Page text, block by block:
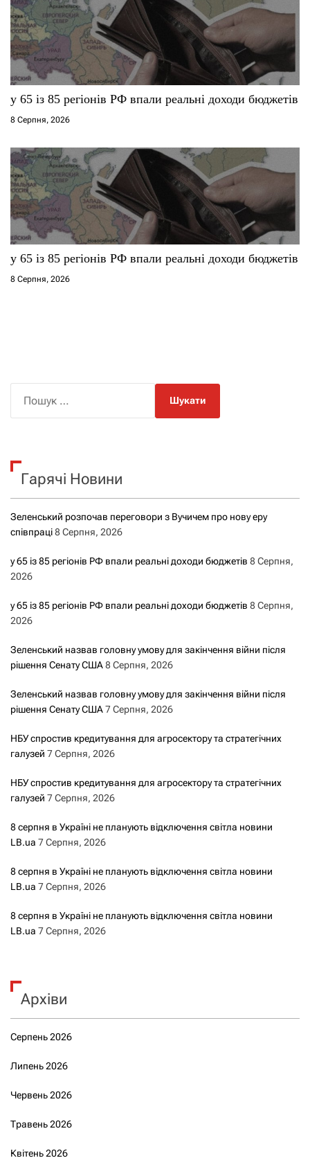
у 65 із 85 регіонів РФ впали реальні доходи бюджетів
8 Серпня, 2026
у 65 із 85 регіонів РФ впали реальні доходи бюджетів
8 Серпня, 2026
к
Гарячі Новини
Зеленський розпочав переговори з Вучичем про нову еру
співпраці8 Серпня, 2026
у 65 із 85 регіонів РФ впали реальні доходи бюджетів 8 Серпня,
2026
у 65 із 85 регіонів РФ впали реальні доходи бюджетів 8 Серпня,
2026
Зеленський назвав головну умову для закінчення війни після
рішення Сенату США8 Серпня, 2026
Зеленський назвав головну умову для закінчення війни після
рішення Сенату США7 Серпня, 2026
НБУ спростив кредитування для агросектору та стратегічних
галузей 7 Серпня, 2026
НБУ спростив кредитування для агросектору та стратегічних
галузей 7 Серпня, 2026
8 серпня в Україні не планують відключення світла новини
LB.ua 7 Серпня, 2026
8 серпня в Україні не планують відключення світла новини
LB.ua 7 Серпня, 2026
8 серпня в Україні не планують відключення світла новини
LB.ua 7 Серпня, 2026
Архіви
Серпень 2026
Липень 2026
Червень 2026
Травень 2026
Квітень 2026